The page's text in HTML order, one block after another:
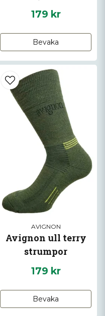
179 kr
Bevaka
AVIGNON
Avignon ull terry
strumpor
179 kr
Bevaka